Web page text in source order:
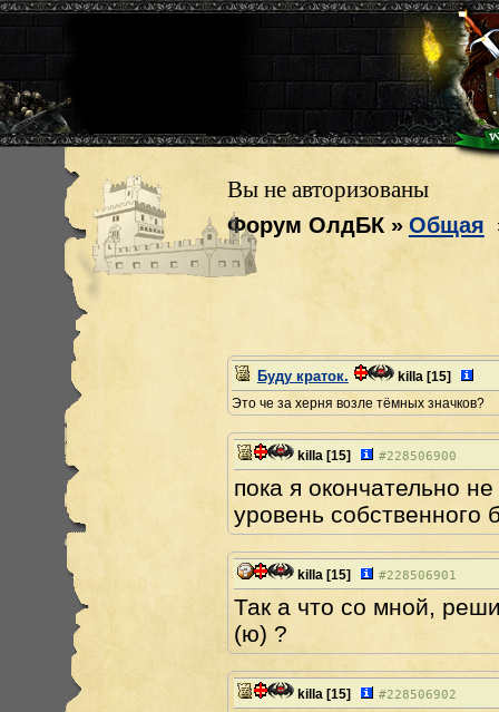
Вы не авторизованы
Форум ОлдБК» Общая
Буду краток. killa [15]
Это че за херня возле тёмных значков?
killa [15] #228506900
пока я окончательно
уровень собственного
killa [15] #228506901
Так а что со мной,
(ю) ?
killa [15] #228506902